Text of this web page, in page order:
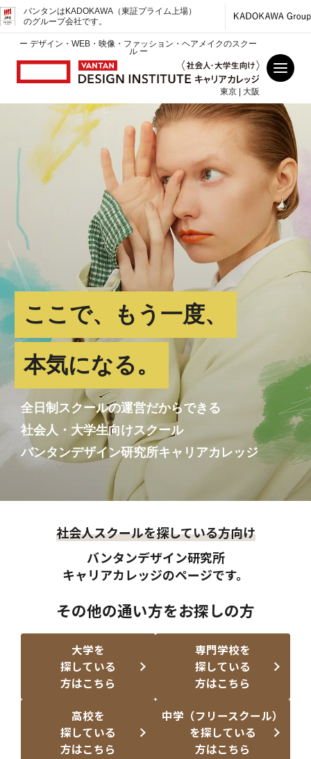
バンタンはKADOKAWA（東証プライム上場）
のグループ会社です。
ー デザイン・WEB・映像・ファッション・ヘアメイクのスクー
ル ー
東京 | 大阪
ここで、もう一度、
本気になる。
全日制スクールの運営だからできる
社会人・大学生向けスクール
バンタンデザイン研究所キャリアカレッジ
社会人スクールを探している方向け
バンタンデザイン研究所
キャリアカレッジのページです。
その他の通い方をお探しの方
大学を
探している
方はこちら
専門学校を
探している
方はこちら
高校を
探している
方はこちら
中学（フリースクール）
を探している
方はこちら